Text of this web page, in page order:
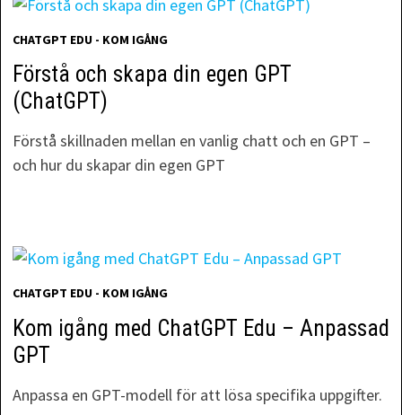
CHATGPT EDU - KOM IGÅNG
Förstå och skapa din egen GPT
(ChatGPT)
Förstå skillnaden mellan en vanlig chatt och en GPT –
och hur du skapar din egen GPT
CHATGPT EDU - KOM IGÅNG
Kom igång med ChatGPT Edu – Anpassad
GPT
Anpassa en GPT-modell för att lösa specifika uppgifter.